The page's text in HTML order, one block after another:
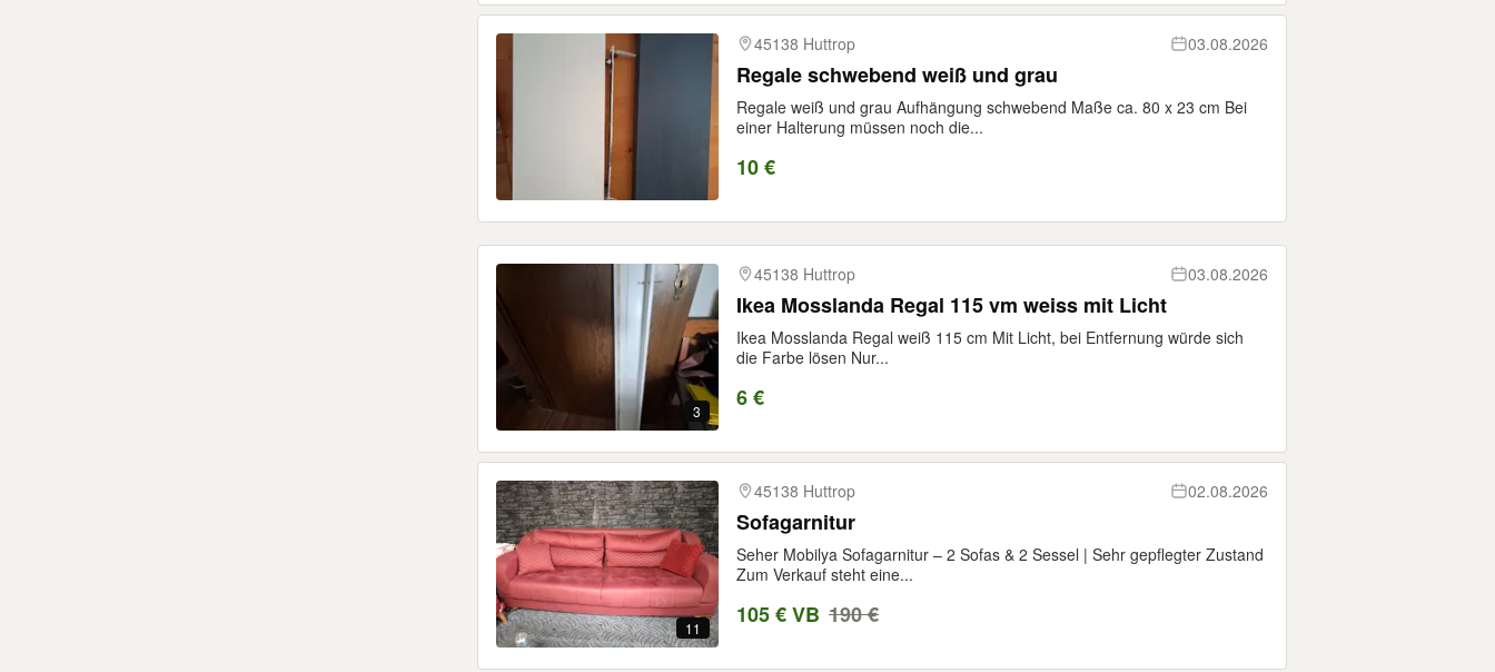
45138 Huttrop 03.08.2026
Regale schwebend weiß und grau
Regale weiß und grau Aufhängung schwebend Maße ca. 80 x 23 cm Bei
einer Halterung müssen noch die...
10 €
3
45138 Huttrop 03.08.2026
Ikea Mosslanda Regal 115 vm weiss mit Licht
Ikea Mosslanda Regal weiß 115 cm Mit Licht, bei Entfernung würde sich
die Farbe lösen Nur...
6 €
11
45138 Huttrop 02.08.2026
Sofagarnitur
Seher Mobilya Sofagarnitur – 2 Sofas & 2 Sessel | Sehr gepflegter Zustand
Zum Verkauf steht eine...
105 € VB 190 €